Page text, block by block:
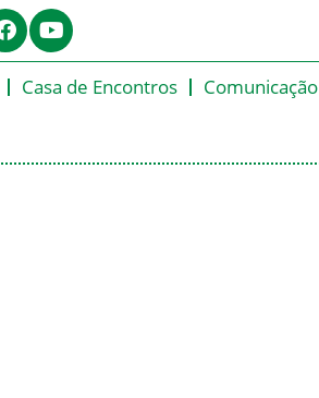
Casa de Encontros Comunicação